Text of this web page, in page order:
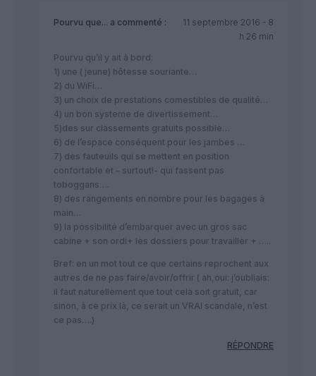
Pourvu que... a commenté :
11 septembre 2016 - 8
h 26 min
Pourvu qu’il y ait à bord:
1) une ( jeune) hôtesse souriante…
2) du WiFi…
3) un choix de prestations comestibles de qualité…
4) un bon systeme de divertissement…
5)des sur classements gratuits possible…
6) de l’espace conséquent pour les jambes …
7) des fauteuils qui se mettent en position
confortable et – surtout!- qui fassent pas
toboggans….
8) des rangements en nombre pour les bagages à
main…
9) la possibilité d’embarquer avec un gros sac
cabine + son ordi+ les dossiers pour travailler + …..
Bref: en un mot tout ce que certains reprochent aux
autres de ne pas faire/avoir/offrir ( ah,oui: j’oubliais:
il faut naturellement que tout cela soit gratuit, car
sinon, à ce prix là, ce serait un VRAI scandale, n’est
ce pas….)
RÉPONDRE